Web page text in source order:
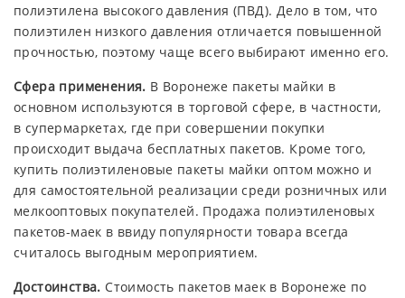
полиэтилена высокого давления (ПВД). Дело в том, что
полиэтилен низкого давления отличается повышенной
прочностью, поэтому чаще всего выбирают именно его.
Сфера применения. В Воронеже пакеты майки в
основном используются в торговой сфере, в частности,
в супермаркетах, где при совершении покупки
происходит выдача бесплатных пакетов. Кроме того,
купить полиэтиленовые пакеты майки оптом можно и
для самостоятельной реализации среди розничных или
мелкооптовых покупателей. Продажа полиэтиленовых
пакетов-маек в ввиду популярности товара всегда
считалось выгодным мероприятием.
Достоинства. Стоимость пакетов маек в Воронеже по